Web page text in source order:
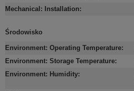
Mechanical: Installation:
Środowisko
Environment: Operating Temperature:
Environment: Storage Temperature:
Environment: Humidity: